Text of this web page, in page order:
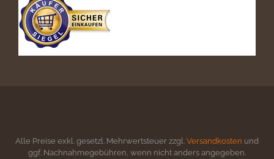
Alle Preise exkl. gesetzl. Mehrwertsteuer zzgl. Versandkosten und
ggf. Nachnahmegebühren, wenn nicht anders angegeben.